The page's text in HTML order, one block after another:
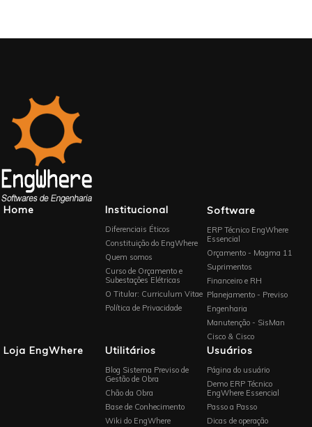
Home Institucional
Diferenciais Éticos
Constituição do EngWhere
Quem somos
Curso de Orçamento e
Subestações Elétricas
O Titular: Curriculum Vitae
Política de Privacidade
Software
ERP Técnico EngWhere
Essencial
Orçamento - Magma 11
Suprimentos
Financeiro e RH
Planejamento - Previso
Engenharia
Manutenção - SisMan
Cisco & Cisco
Loja EngWhere Utilitários
Blog Sistema Previso de
Gestão de Obra
Chão da Obra
Base de Conhecimento
Wiki do EngWhere
Usuários
Página do usuário
Demo ERP Técnico
EngWhere Essencial
Passo a Passo
Dicas de operação